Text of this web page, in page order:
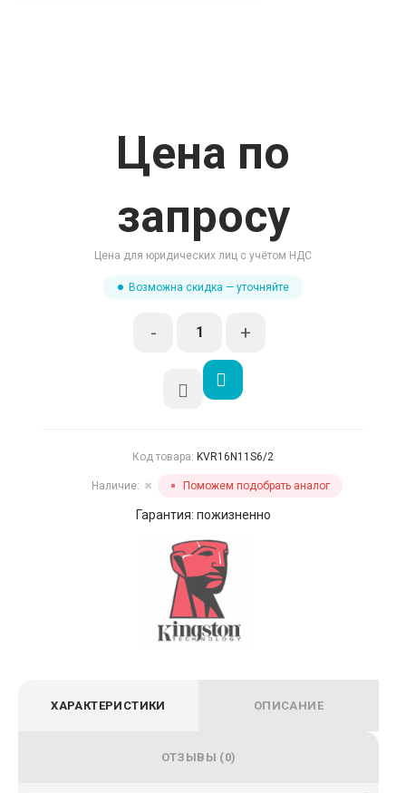
ХАРАКТЕРИСТИКИ ОПИСАНИЕ
ОТЗЫВЫ (0)
Цена по
запросу
Цена для юридических лиц с учётом НДС
Возможна скидка — уточняйте
- +
Код товара: KVR16N11S6/2
Наличие: ✖ Поможем подобрать аналог
Гарантия: пожизненно